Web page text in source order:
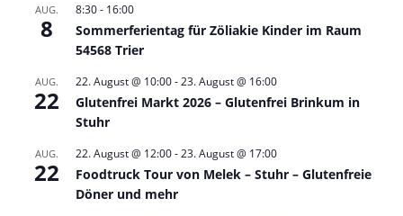
AUG.
8
8:30- 16:00
Sommerferientag für Zöliakie Kinder im Raum
54568 Trier
AUG.
22
22. August @ 10:00-23. August @ 16:00
Glutenfrei Markt 2026 – Glutenfrei Brinkum in
Stuhr
AUG.
22
22. August @ 12:00-23. August @ 17:00
Foodtruck Tour von Melek – Stuhr – Glutenfreie
Döner und mehr